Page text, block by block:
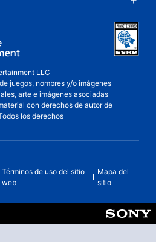
LLC
juegos, nombres y/o imágenes
arte e imágenes asociadas
con derechos de autor de
los derechos
Términos de uso del sitio
web
Mapa del
sitio